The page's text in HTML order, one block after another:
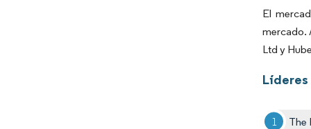
El
mercado.
Ltd y
Líderes
The